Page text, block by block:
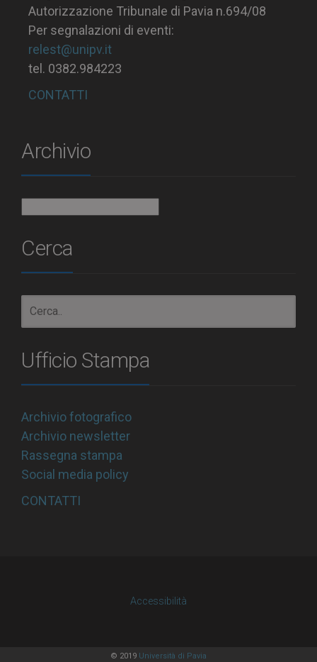
Autorizzazione Tribunale di Pavia n.694/08
Per segnalazioni di eventi:
relest@unipv.it
tel. 0382.984223
CONTATTI
Archivio
Cerca
Ufficio Stampa
Archivio fotografico
Archivio newsletter
Rassegna stampa
Social media policy
CONTATTI
Accessibilità
© 2019 Università di Pavia